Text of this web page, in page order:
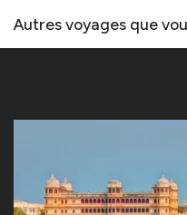
Autres voyages que